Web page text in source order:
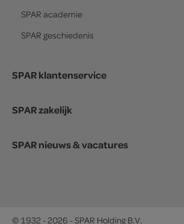
SPAR academie
SPAR geschiedenis
SPAR klantenservice
SPAR zakelijk
SPAR nieuws & vacatures
© 1932 - 2026 - SPAR Holding B.V.